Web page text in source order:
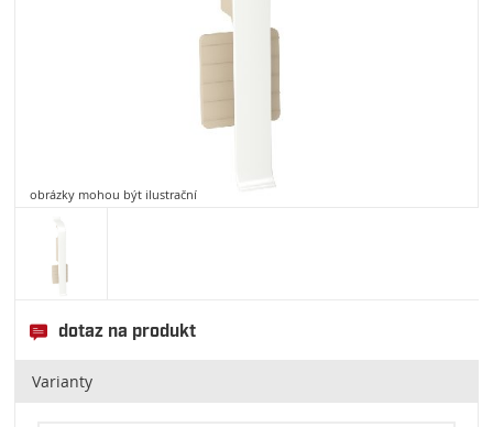
obrázky mohou být ilustrační
dotaz na produkt
Varianty